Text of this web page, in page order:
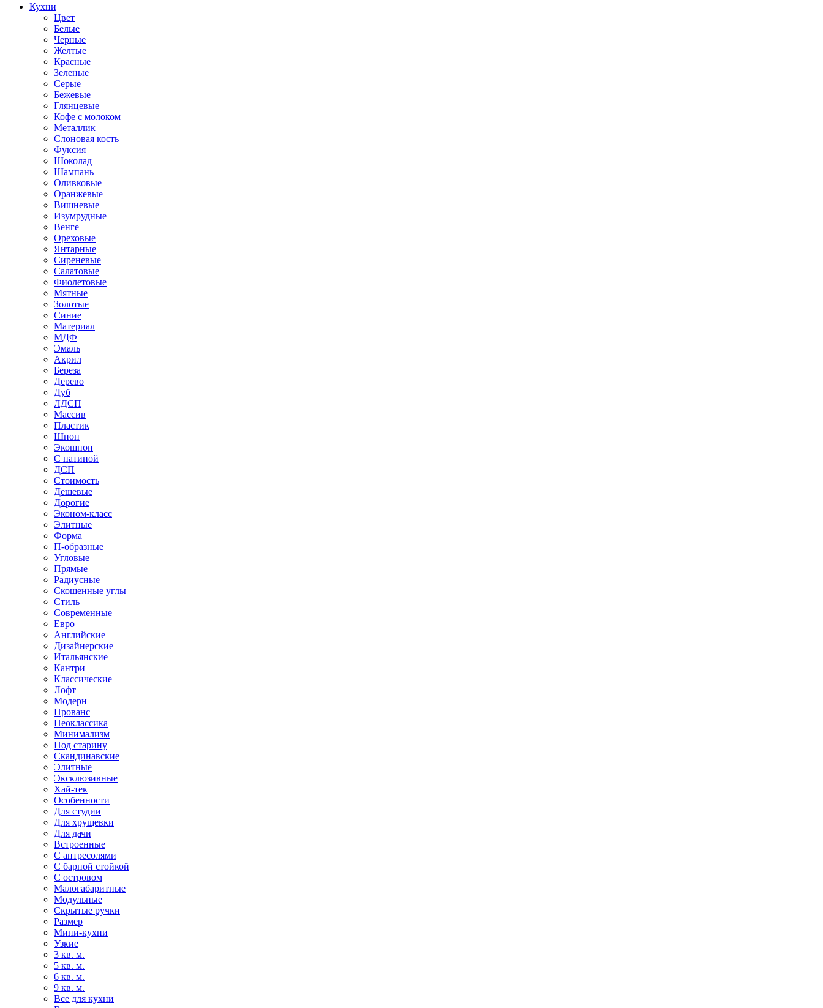
Кухни
Цвет
Белые
Черные
Желтые
Красные
Зеленые
Серые
Бежевые
Глянцевые
Кофе с молоком
Металлик
Слоновая кость
Фуксия
Шоколад
Шампань
Оливковые
Оранжевые
Вишневые
Изумрудные
Венге
Ореховые
Янтарные
Сиреневые
Салатовые
Фиолетовые
Мятные
Золотые
Синие
Материал
МДФ
Эмаль
Акрил
Береза
Дерево
Дуб
ЛДСП
Массив
Пластик
Шпон
Экошпон
С патиной
ДСП
Стоимость
Дешевые
Дорогие
Эконом-класс
Элитные
Форма
П-образные
Угловые
Прямые
Радиусные
Скошенные углы
Стиль
Современные
Евро
Английские
Дизайнерские
Итальянские
Кантри
Классические
Лофт
Модерн
Прованс
Неоклассика
Минимализм
Под старину
Скандинавские
Элитные
Эксклюзивные
Хай-тек
Особенности
Для студии
Для хрущевки
Для дачи
Встроенные
С антресолями
С барной стойкой
С островом
Малогабаритные
Модульные
Скрытые ручки
Размер
Мини-кухни
Узкие
3 кв. м.
5 кв. м.
6 кв. м.
9 кв. м.
Все для кухни